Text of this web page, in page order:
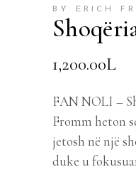
BY ERICH
1,200.00L
FAN NOLI –
Fromm heton
jetosh në një
duke u